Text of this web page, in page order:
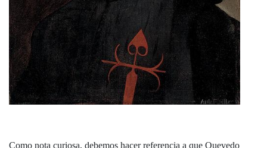
Como nota curiosa, debemos hacer referencia a que Quevedo